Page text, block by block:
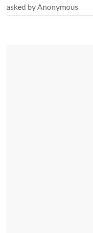
asked by Anonymous